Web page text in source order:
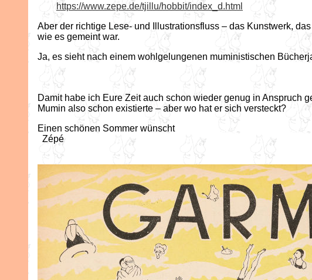
https://www.zepe.de/tjillu/hobbit/index_d.html
Aber der richtige Lese- und Illustrationsfluss – das Kunstwerk,
wie es gemeint war.
Ja, es sieht nach einem wohlgelungenen muministischen
Damit habe ich Eure Zeit auch schon wieder genug in Anspruch
Mumin also schon existierte – aber wo hat er sich versteckt?
Einen schönen Sommer wünscht
Zépé